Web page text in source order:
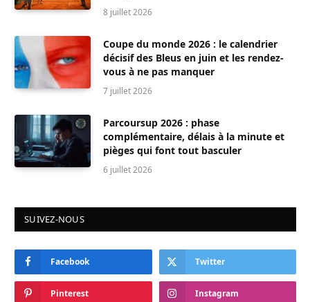
8 juillet 2026
Coupe du monde 2026 : le calendrier
décisif des Bleus en juin et les rendez-
vous à ne pas manquer
7 juillet 2026
Parcoursup 2026 : phase
complémentaire, délais à la minute et
pièges qui font tout basculer
6 juillet 2026
SUIVEZ-NOUS
Facebook Twitter
Pinterest Instagram